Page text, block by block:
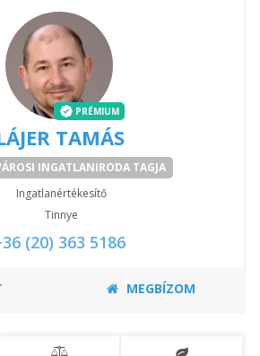
PRÉMIUM
TAMÁS
INGATLANIRODA TAGJA
Ingatlanértékesítő
Tinnye
(20) 363 5186
MEGBÍZOM